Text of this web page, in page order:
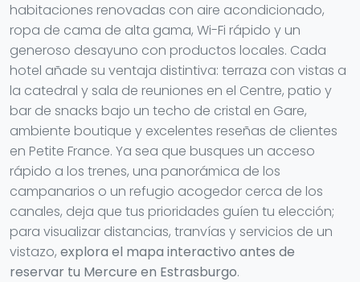
habitaciones renovadas con aire acondicionado,
ropa de cama de alta gama, Wi-Fi rápido y un
generoso desayuno con productos locales. Cada
hotel añade su ventaja distintiva: terraza con vistas a
la catedral y sala de reuniones en el Centre, patio y
bar de snacks bajo un techo de cristal en Gare,
ambiente boutique y excelentes reseñas de clientes
en Petite France. Ya sea que busques un acceso
rápido a los trenes, una panorámica de los
campanarios o un refugio acogedor cerca de los
canales, deja que tus prioridades guíen tu elección;
para visualizar distancias, tranvías y servicios de un
vistazo, explora el mapa interactivo antes de
reservar tu Mercure en Estrasburgo.